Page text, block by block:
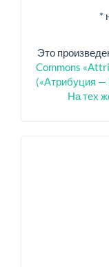
*
Это
Commons
(«Атрибуция —
На тех